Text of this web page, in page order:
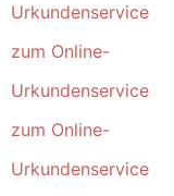
Urkundenservice
zum Online-
Urkundenservice
zum Online-
Urkundenservice